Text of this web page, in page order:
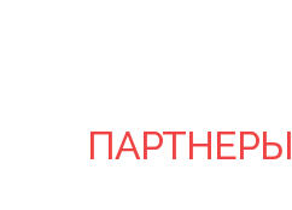
ПАРТНЕРЫ